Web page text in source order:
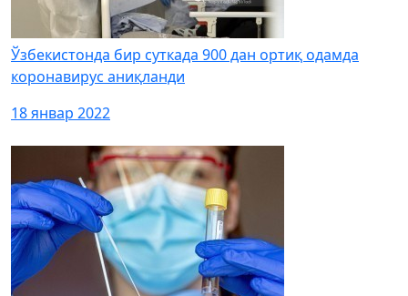
Ўзбекистонда бир суткада 900 дан ортиқ одамда
коронавирус аниқланди
18 январ 2022